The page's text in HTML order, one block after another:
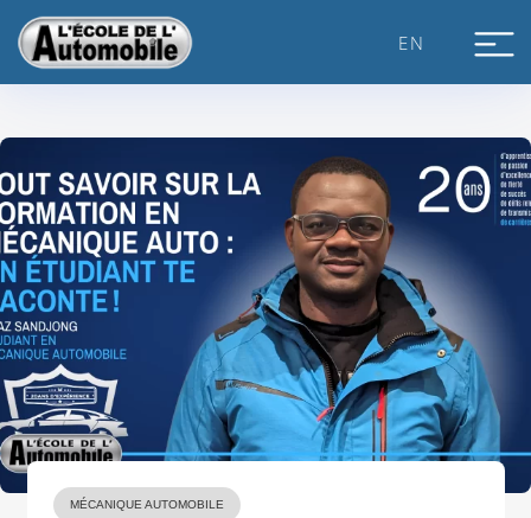
content
EN
MÉCANIQUE AUTOMOBILE